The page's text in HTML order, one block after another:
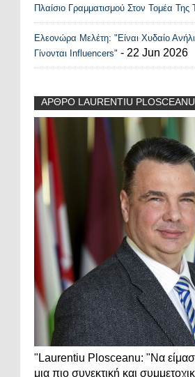
Πλαίσιο Γραμματισμού Στον Τομέα Της
Ελεονώρα Μελέτη: "Είναι Χυδαίο
Γίνονται Influencers" - 22 Jun 2026
ΑΡΘΡΟ LAURENTIU PLOSCEANU
"Laurentiu Plosceanu: "Να
μια πιο συνεκτική και